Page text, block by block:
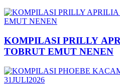
KOMPILASI PRILLY
TOBRUT EMUT NENEN